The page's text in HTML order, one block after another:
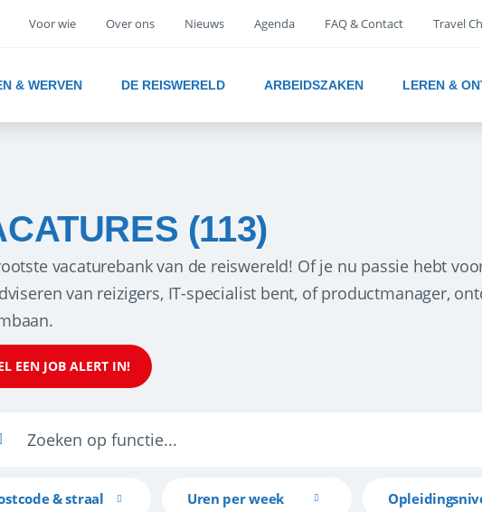
Voor wie Over ons Nieuws Agenda FAQ & Contact Travel
& WERVEN DE REISWERELD ARBEIDSZAKEN LEREN &
(113)
vacaturebank van de reiswereld! Of je nu passie hebt
van reizigers, IT-specialist bent, of productmanager,
EEN JOB ALERT IN!
& straal Uren per week